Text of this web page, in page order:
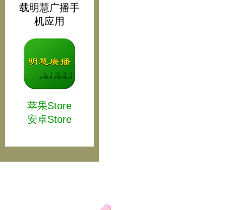
载明慧广播手
机应用
苹果Store
安卓Store